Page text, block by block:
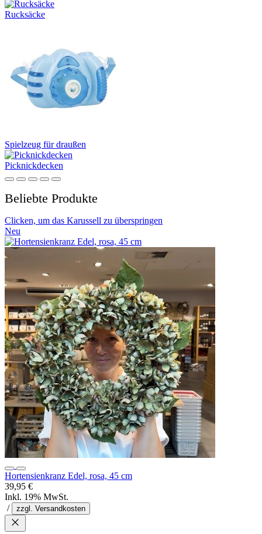
Rucksäcke
Spielzeug für draußen
Picknickdecken
Beliebte Produkte
Clicken, um das Karussell zu überspringen
Neu
Hortensienkranz Edel, rosa, 45 cm
39,95 €
Inkl. 19% MwSt.
/
zzgl. Versandkosten